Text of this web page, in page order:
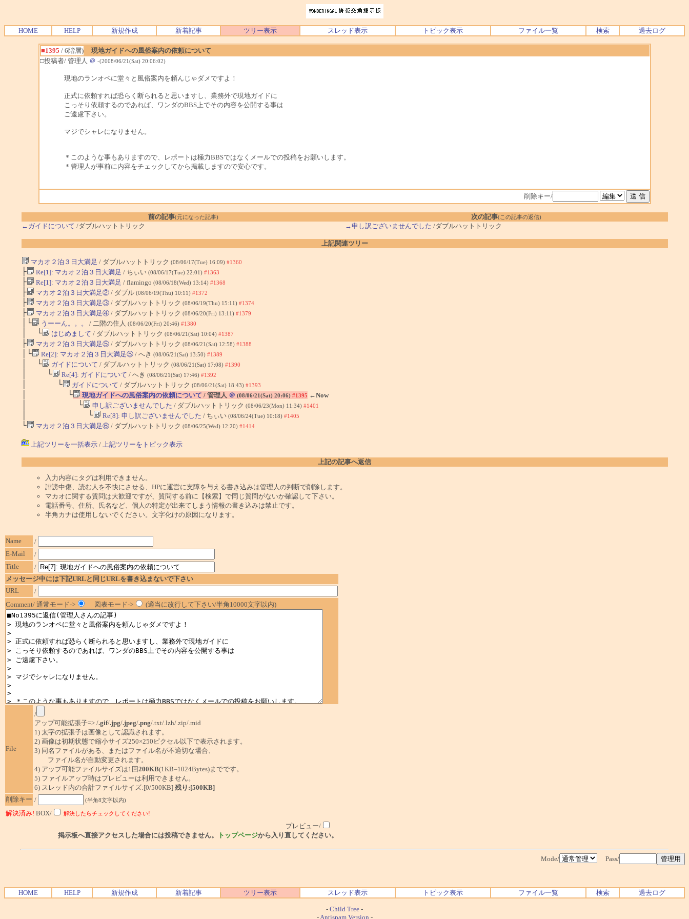
HOME HELP 新規作成 新着記事 ツリー表示 スレッド表示 トピック表示 ファイル一覧 検索 過去ログ
■1395 / 6階層)
現地ガイドへの風俗案内の依頼について
□投稿者/ 管理人 ＠ -(2008/06/21(Sat) 20:06:02)
現地のランオペに堂々と風俗案内を頼んじゃダメですよ！
正式に依頼すれば恐らく断られると思いますし、業務外で現地ガイドに
こっそり依頼するのであれば、ワンダのBBS上でその内容を公開する事は
ご遠慮下さい。
マジでシャレになりません。
＊このような事もありますので、レポートは極力BBSではなくメールでの投稿をお願いします。
＊管理人が事前に内容をチェックしてから掲載しますので安心です。
削除キー/
前の記事(元になった記事) 次の記事(この記事の返信)
←ガイドについて /ダブルハットトリック →申し訳ございませんでした /ダブルハットトリック
上記関連ツリー
マカオ２泊３日大満足 / ダブルハットトリック (08/06/17(Tue) 16:09) #1360
├ Re[1]: マカオ２泊３日大満足 / ちぃい (08/06/17(Tue) 22:01) #1363
├ Re[1]: マカオ２泊３日大満足 / flamingo (08/06/18(Wed) 13:14) #1368
├ マカオ２泊３日大満足②/ ダブル (08/06/19(Thu) 10:11) #1372
├ マカオ２泊３日大満足③/ ダブルハットトリック (08/06/19(Thu) 15:11) #1374
├ マカオ２泊３日大満足④/ ダブルハットトリック (08/06/20(Fri) 13:11) #1379
│└ うーーん。。。 / 二階の住人 (08/06/20(Fri) 20:46) #1380
│ └ はじめまして / ダブルハットトリック (08/06/21(Sat) 10:04) #1387
├ マカオ２泊３日大満足⑤/ ダブルハットトリック (08/06/21(Sat) 12:58) #1388
│└ Re[2]: マカオ２泊３日大満足⑤/ へき (08/06/21(Sat) 13:50) #1389
│ └ ガイドについて / ダブルハットトリック (08/06/21(Sat) 17:08) #1390
│ └ Re[4]: ガイドについて / へき (08/06/21(Sat) 17:46) #1392
│ └ ガイドについて / ダブルハットトリック (08/06/21(Sat) 18:43) #1393
│ └ 現地ガイドへの風俗案内の依頼について / 管理人 ＠ (08/06/21(Sat) 20:06) #1395 ←Now
│ └ 申し訳ございませんでした / ダブルハットトリック (08/06/23(Mon) 11:34) #1401
│ └ Re[8]: 申し訳ございませんでした / ちぃい (08/06/24(Tue) 10:18) #1405
└ マカオ２泊３日大満足⑥/ ダブルハットトリック (08/06/25(Wed) 12:20) #1414
上記ツリーを一括表示/ 上記ツリーをトピック表示
上記の記事へ返信
入力内容にタグは利用できません。
誹謗中傷、読む人を不快にさせる、HPに運営に支障を与える書き込みは管理人の判断で削除します。
マカオに関する質問は大歓迎ですが、質問する前に【検索】で同じ質問がないか確認して下さい。
電話番号、住所、氏名など、個人の特定が出来てしまう情報の書き込みは禁止です。
半角カナは使用しないでください。文字化けの原因になります。
Name
/
E-Mail
/
Title
/
メッセージ中には下記URLと同じURLを書き込まないで下さい
URL
/
Comment/ 通常モード->
図表モード-> (適当に改行して下さい/半角10000文字以内)
File
/
アップ可能拡張子=> /.gif/.jpg/.jpeg/.png/.txt/.lzh/.zip/.mid
1) 太字の拡張子は画像として認識されます。
2) 画像は初期状態で縮小サイズ250×250ピクセル以下で表示されます。
3) 同名ファイルがある、またはファイル名が不適切な場合、
ファイル名が自動変更されます。
4) アップ可能ファイルサイズは1回200KB(1KB=1024Bytes)までです。
5) ファイルアップ時はプレビューは利用できません。
6) スレッド内の合計ファイルサイズ:[0/500KB] 残り:[500KB]
削除キー / (半角8文字以内)
解決済み! BOX/ 解決したらチェックしてください!
プレビュー/
掲示板へ直接アクセスした場合には投稿できません。
トップページから入り直してください。
Mode/ Pass/
HOME HELP 新規作成 新着記事 ツリー表示 スレッド表示 トピック表示 ファイル一覧 検索 過去ログ
- Child Tree -
- Antispam Version -